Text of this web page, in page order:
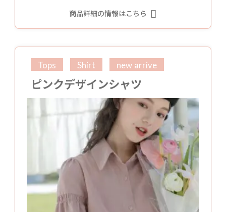
商品詳細の情報はこちら
Tops Shirt new arrive
ピンクデザインシャツ